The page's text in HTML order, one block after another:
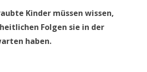
Kinder müssen wissen,
Folgen sie in der
haben.